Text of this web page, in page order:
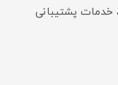
خدمات پشتیبانی